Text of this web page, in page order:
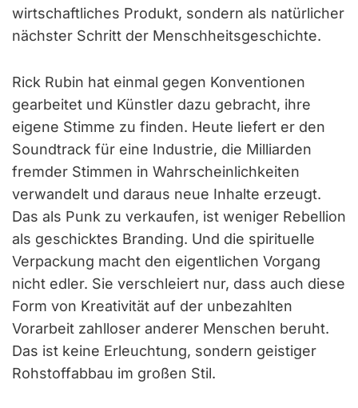
wirtschaftliches Produkt, sondern als natürlicher
nächster Schritt der Menschheitsgeschichte.
Rick Rubin hat einmal gegen Konventionen
gearbeitet und Künstler dazu gebracht, ihre
eigene Stimme zu finden. Heute liefert er den
Soundtrack für eine Industrie, die Milliarden
fremder Stimmen in Wahrscheinlichkeiten
verwandelt und daraus neue Inhalte erzeugt.
Das als Punk zu verkaufen, ist weniger Rebellion
als geschicktes Branding. Und die spirituelle
Verpackung macht den eigentlichen Vorgang
nicht edler. Sie verschleiert nur, dass auch diese
Form von Kreativität auf der unbezahlten
Vorarbeit zahlloser anderer Menschen beruht.
Das ist keine Erleuchtung, sondern geistiger
Rohstoffabbau im großen Stil.